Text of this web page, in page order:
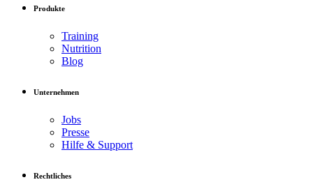
Produkte
Training
Nutrition
Blog
Unternehmen
Jobs
Presse
Hilfe & Support
Rechtliches